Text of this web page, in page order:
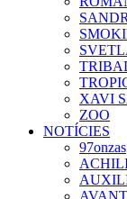
XAVI
ZOO
NOTÍCIES
97onzas
AVANT